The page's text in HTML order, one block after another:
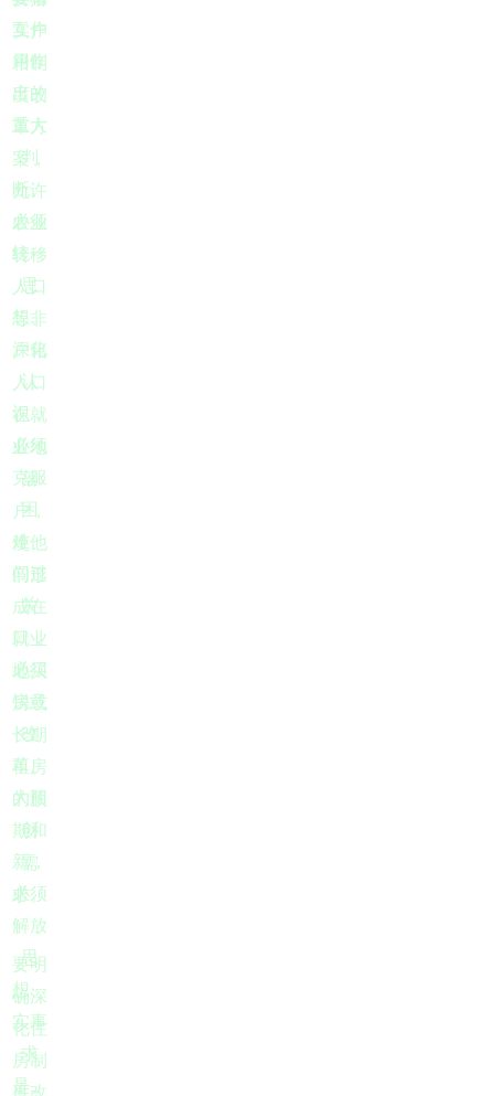
互作
用作
出的
重大
判
断。
必须
统一
思
想、
深化
认
识，
必须
克服
困
难、
闯过
关
口，
必须
锐意
改
革、
大胆
创
新，
必须
解放
思
想、
实事
求
是、
实户
籍制
度改
革方
案，
允许
农业
转移
人口
等非
户籍
人口
在就
业地
落
户，
使他
们形
成在
就业
地买
房或
长期
租房
的预
期和
需
求。
要明
确深
化住
房制
度改